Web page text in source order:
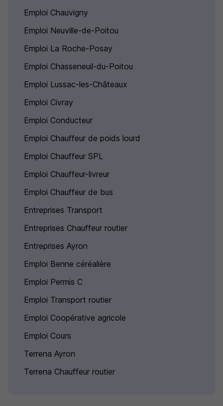
Emploi Chauvigny
Emploi Neuville-de-Poitou
Emploi La Roche-Posay
Emploi Chasseneuil-du-Poitou
Emploi Lussac-les-Châteaux
Emploi Civray
Emploi Conducteur
Emploi Chauffeur de poids lourd
Emploi Chauffeur SPL
Emploi Chauffeur-livreur
Emploi Chauffeur de bus
Entreprises Transport
Entreprises Chauffeur routier
Entreprises Ayron
Emploi Benne céréalière
Emploi Permis C
Emploi Transport routier
Emploi Coopérative agricole
Emploi Cours
Terrena Ayron
Terrena Chauffeur routier